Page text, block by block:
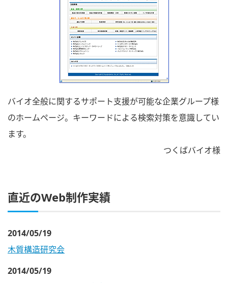
バイオ全般に関するサポート支援が可能な企業グループ様
のホームページ。キーワードによる検索対策を意識してい
ます。
つくばバイオ様
直近のWeb制作実績
2014/05/19
木質構造研究会
2014/05/19